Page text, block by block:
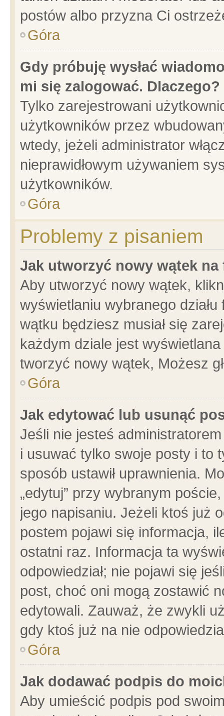
postów albo przyzna Ci
Góra
Gdy próbuję wysłać
mi się zalogować. Dlaczego?
Tylko zarejestrowani
użytkowników przez
wtedy, jeżeli administrator
nieprawidłowym używaniem
użytkowników.
Góra
Problemy z pisaniem
Jak utworzyć nowy wątek na
Aby utworzyć nowy wątek,
wyświetlaniu wybranego
wątku będziesz musiał się
każdym dziale jest
tworzyć nowy wątek, Możesz
Góra
Jak edytować lub usunąć
Jeśli nie jesteś
i usuwać tylko swoje posty i to
sposób ustawił uprawnienia.
„edytuj” przy wybranym
jego napisaniu. Jeżeli ktoś już
postem pojawi się informacja,
ostatni raz. Informacja ta
odpowiedział; nie pojawi się
post, choć oni mogą zostawić
edytowali. Zauważ, że zwykli
gdy ktoś już na nie
Góra
Jak dodawać podpis do
Aby umieścić podpis pod